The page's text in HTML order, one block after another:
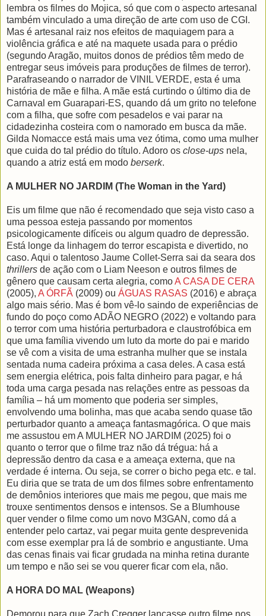
lembra os filmes do Mojica, só que com o aspecto artesanal
também vinculado a uma direção de arte com uso de CGI.
Mas é artesanal raiz nos efeitos de maquiagem para a
violência gráfica e até na maquete usada para o prédio
(segundo Aragão, muitos donos de prédios têm medo de
entregar seus imóveis para produções de filmes de terror).
Parafraseando o narrador de VINIL VERDE, esta é uma
história de mãe e filha. A mãe está curtindo o último dia de
Carnaval em Guarapari-ES, quando dá um grito no telefone
com a filha, que sofre com pesadelos e vai parar na
cidadezinha costeira com o namorado em busca da mãe.
Gilda Nomacce está mais uma vez ótima, como uma mulher
que cuida do tal prédio do título. Adoro os close-ups nela,
quando a atriz está em modo berserk.
A MULHER NO JARDIM (The Woman in the Yard)
Eis um filme que não é recomendado que seja visto caso a
uma pessoa esteja passando por momentos
psicologicamente difíceis ou algum quadro de depressão.
Está longe da linhagem do terror escapista e divertido, no
caso. Aqui o talentoso Jaume Collet-Serra sai da seara dos
thrillers de ação com o Liam Neeson e outros filmes de
gênero que causam certa alegria, comoA CASA DE CERA
(2005), A ÓRFÃ (2009) ou ÁGUAS RASAS (2016) e abraça
algo mais sério. Mas é bom vê-lo saindo de experiências de
fundo do poço como ADÃO NEGRO (2022) e voltando para
o terror com uma história perturbadora e claustrofóbica em
que uma família vivendo um luto da morte do pai e marido
se vê com a visita de uma estranha mulher que se instala
sentada numa cadeira próxima a casa deles. A casa está
sem energia elétrica, pois falta dinheiro para pagar, e há
toda uma carga pesada nas relações entre as pessoas da
família – há um momento que poderia ser simples,
envolvendo uma bolinha, mas que acaba sendo quase tão
perturbador quanto a ameaça fantasmagórica. O que mais
me assustou em A MULHER NO JARDIM (2025) foi o
quanto o terror que o filme traz não dá trégua: há a
depressão dentro da casa e a ameaça externa, que na
verdade é interna. Ou seja, se correr o bicho pega etc. e tal.
Eu diria que se trata de um dos filmes sobre enfrentamento
de demônios interiores que mais me pegou, que mais me
trouxe sentimentos densos e intensos. Se a Blumhouse
quer vender o filme como um novo M3GAN, como dá a
entender pelo cartaz, vai pegar muita gente desprevenida
com esse exemplar pra lá de sombrio e angustiante. Uma
das cenas finais vai ficar grudada na minha retina durante
um tempo e não sei se vou querer ficar com ela, não.
A HORA DO MAL (Weapons)
Demorou para que Zach Cregger lançasse outro filme nos